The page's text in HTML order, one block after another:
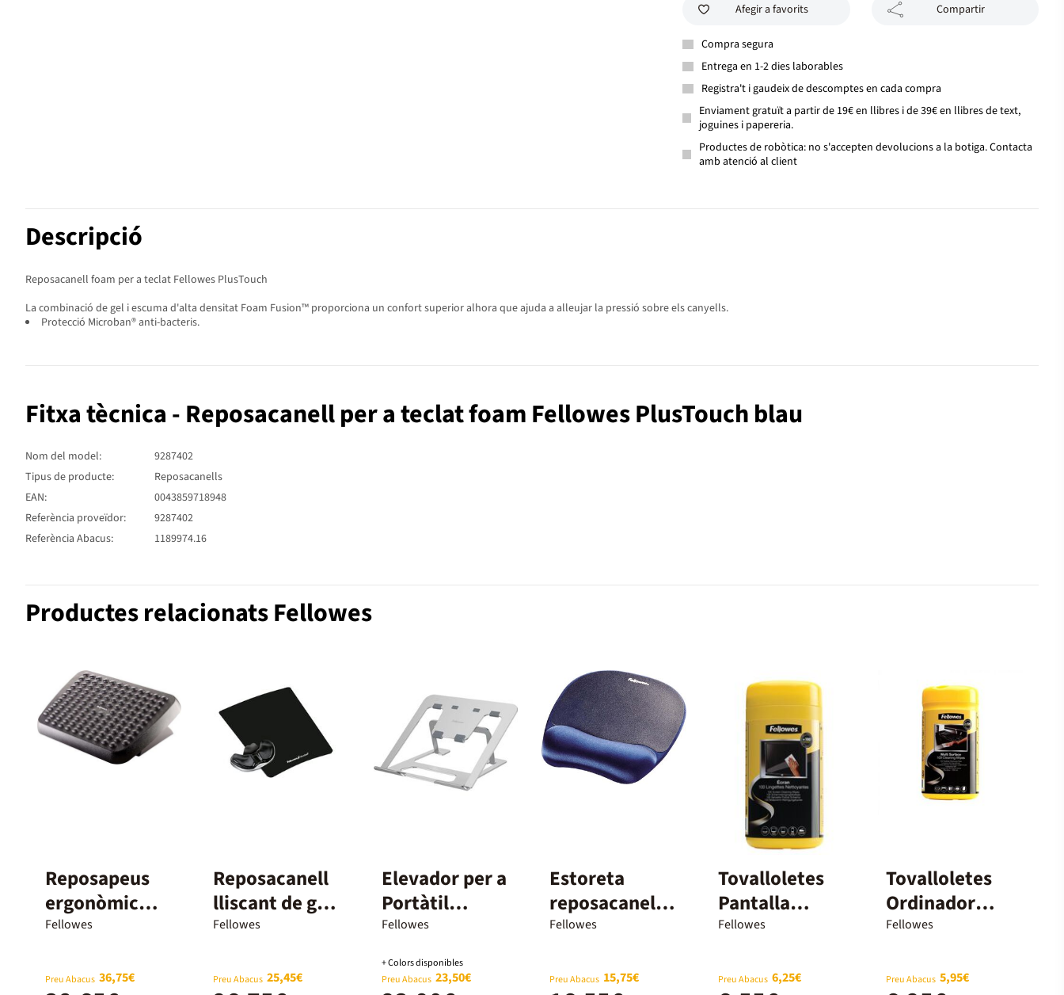
Afegir a favorits Compartir
Compra segura
Entrega en 1-2 dies laborables
Registra't i gaudeix de descomptes en cada compra
Enviament gratuït a partir de 19€ en llibres i de 39€ en llibres de text,
joguines i papereria.
Productes de robòtica: no s'accepten devolucions a la botiga. Contacta
amb atenció al client
Descripció
Reposacanell foam per a teclat Fellowes PlusTouch
La combinació de gel i escuma d'alta densitat Foam Fusion™ proporciona un confort superior alhora que ajuda a alleujar la pressió sobre els canyells.
Protecció Microban® anti-bacteris.
Fitxa tècnica - Reposacanell per a teclat foam Fellowes PlusTouch blau
Nom del model:
9287402
Tipus de producte:
Reposacanells
EAN:
0043859718948
Referència proveïdor:
9287402
Referència Abacus:
1189974.16
Productes relacionats Fellowes
Reposapeus
ergonòmic
Fellowes
Fellowes
Preu Abacus 36,75€
Reposacanell
lliscant de gel
Fellowes
Fellowes
Preu Abacus 25,45€
Elevador per a
Portàtil
Fellowes
Alumia plata
Fellowes
+ Colors disponibles
Preu Abacus 23,50€
Estoreta
reposacanells
ratolí Fellowes
Fellowes
Preu Abacus 15,75€
Tovalloletes
Pantalla
Neteja
Fellowes
Preu Abacus 6,25€
Tovalloletes
Ordinador
Neteja
Fellowes
Preu Abacus 5,95€